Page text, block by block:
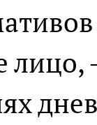
лицо,